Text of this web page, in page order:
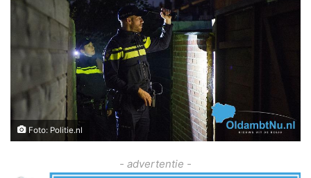
Foto: Politie.nl
- advertentie -